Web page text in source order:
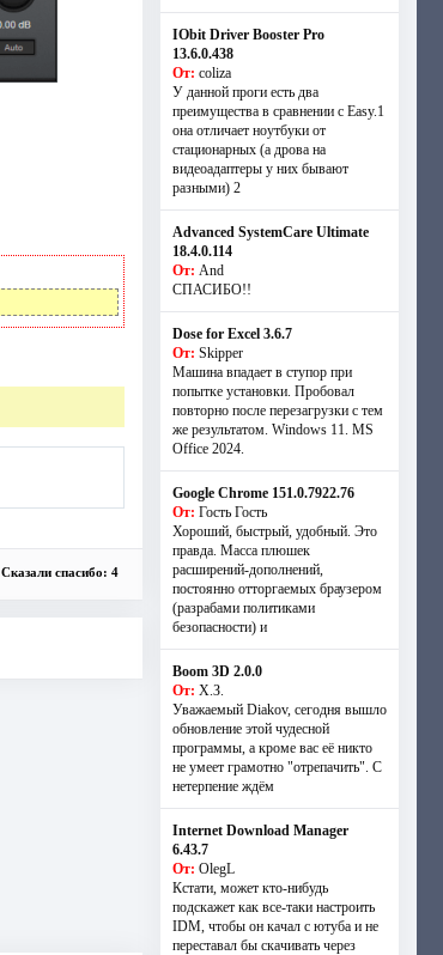
Сказали спасибо: 4
IObit Driver Booster Pro
13.6.0.438
От: coliza
У данной проги есть два
преимущества в сравнении с Easy.1
она отличает ноутбуки от
стационарных (а дрова на
видеоадаптеры у них бывают
разными) 2
Advanced SystemCare Ultimate
18.4.0.114
От: And
СПАСИБО!!
Dose for Excel 3.6.7
От: Skipper
Машина впадает в ступор при
попытке установки. Пробовал
повторно после перезагрузки с тем
же результатом. Windows 11. MS
Offiсe 2024.
Google Chrome 151.0.7922.76
От: Гость Гость
Хороший, быстрый, удобный. Это
правда. Масса плюшек
расширений-дополнений,
постоянно отторгаемых браузером
(разрабами политиками
безопасности) и
Boom 3D 2.0.0
От: Х.З.
Уважаемый Diakov, сегодня вышло
обновление этой чудесной
программы, а кроме вас её никто
не умеет грамотно "отрепачить". С
нетерпение ждём
Internet Download Manager
6.43.7
От: OlegL
Кстати, может кто-нибудь
подскажет как все-таки настроить
IDM, чтобы он качал с ютуба и не
переставал бы скачивать через